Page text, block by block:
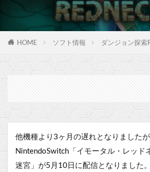
HOME ソフト情報 ダンジョン探
他機種より3ヶ月の遅れとなりましたが
NintendoSwitch「イモータル・レッド
迷宮」が5月10日に配信となりました。